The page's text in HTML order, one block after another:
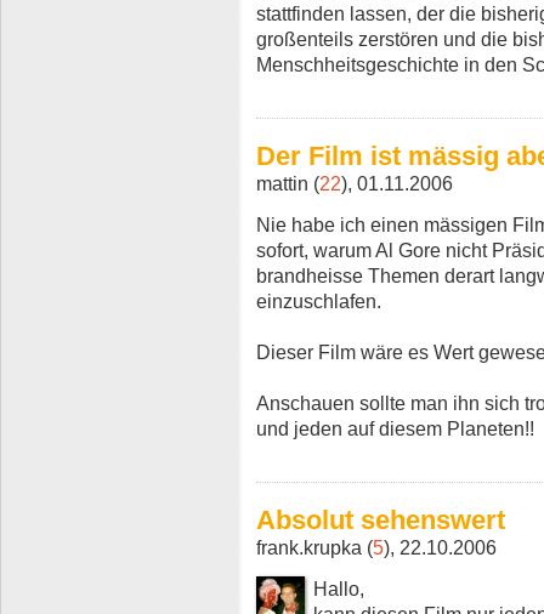
stattfinden lassen, der die
großenteils zerstören und die
Menschheitsgeschichte in den
Der Film ist mässig
mattin (22), 01.11.2006
Nie habe ich einen mässigen
sofort, warum Al Gore nicht
brandheisse Themen derart
einzuschlafen.
Dieser Film wäre es Wert
Anschauen sollte man ihn sich
und jeden auf diesem Planeten!!
Absolut sehenswert
frank.krupka (5), 22.10.2006
Hallo,